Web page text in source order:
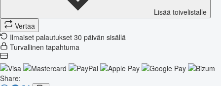
Lisää toivelistalle
Vertaa
Ilmaiset palautukset 30 päivän sisällä
Turvallinen tapahtuma
Share: